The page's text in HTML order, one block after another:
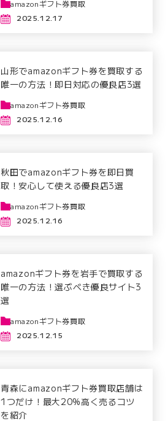
amazonギフト券買取
2025.12.17
山形でamazonギフト券を買取する
唯一の方法！即日対応の優良店3選
amazonギフト券買取
2025.12.16
秋田でamazonギフト券を即日買
取！安心して使える優良店3選
amazonギフト券買取
2025.12.16
amazonギフト券を岩手で買取する
唯一の方法！選ぶべき優良サイト3
選
amazonギフト券買取
2025.12.15
青森にamazonギフト券買取店舗は
1つだけ！最大20%高く売るコツ
を紹介